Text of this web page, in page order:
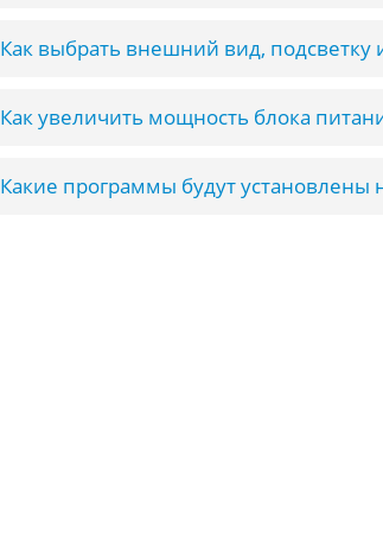
Как выбрать внешний вид, подсветку
Как увеличить мощность блока
Какие программы будут установлены